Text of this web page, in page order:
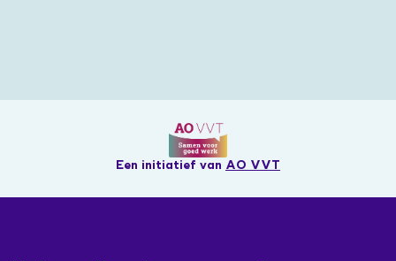
Een initiatief van AO VVT